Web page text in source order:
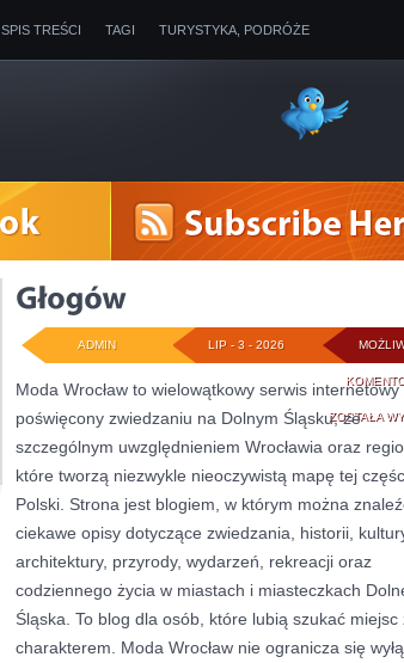
SPIS TREŚCI TAGI TURYSTYKA, PODRÓŻE
ZOSTAŁA
LIP - 3 - 2026
ADMIN
Moda Wrocław to wielowątkowy serwis internetowy
poświęcony zwiedzaniu na Dolnym Śląsku, ze
szczególnym uwzględnieniem Wrocławia oraz
które tworzą niezwykle nieoczywistą mapę tej
Polski. Strona jest blogiem, w którym można
ciekawe opisy dotyczące zwiedzania, historii,
architektury, przyrody, wydarzeń, rekreacji oraz
codziennego życia w miastach i miasteczkach
Śląska. To blog dla osób, które lubią szukać miejsc
charakterem. Moda Wrocław nie ogranicza się